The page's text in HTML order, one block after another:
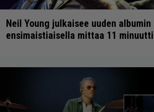
Neil Young julkaisee uuden albumin
ensimaistiaisella mittaa 11